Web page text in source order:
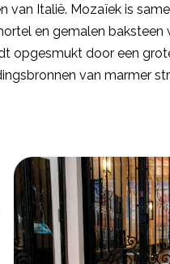
Italië. Mozaïek is
en gemalen baksteen
opgesmukt door een
van marmer